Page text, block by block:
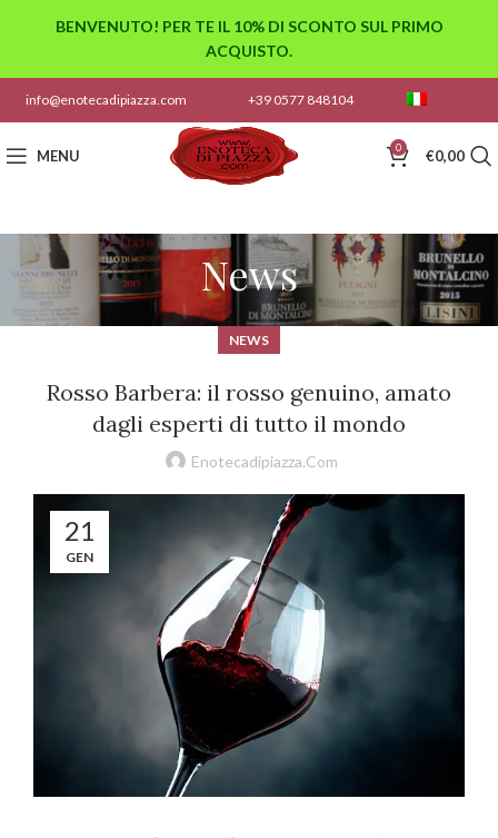
info@enotecadipiazza.com +39 0577 848104
MENU 0 €0,00
News
NEWS
Rosso Barbera: il rosso genuino, amato
dagli esperti di tutto il mondo
Enotecadipiazza.com
21
GEN
BENVENUTO! PER TE IL 10% DI SCONTO SUL PRIMO
ACQUISTO.